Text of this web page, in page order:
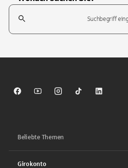
Suchfeld
Sparkasse auf Facebook
Sparkasse auf Youtube
Sparkasse auf Instagram
Sparkasse auf
Beliebte Themen
Girokonto